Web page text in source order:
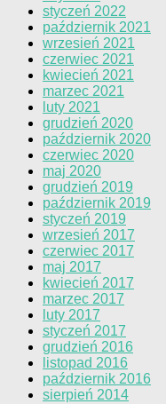
styczeń 2022
październik 2021
wrzesień 2021
czerwiec 2021
kwiecień 2021
marzec 2021
luty 2021
grudzień 2020
październik 2020
czerwiec 2020
maj 2020
grudzień 2019
październik 2019
styczeń 2019
wrzesień 2017
czerwiec 2017
maj 2017
kwiecień 2017
marzec 2017
luty 2017
styczeń 2017
grudzień 2016
listopad 2016
październik 2016
sierpień 2014